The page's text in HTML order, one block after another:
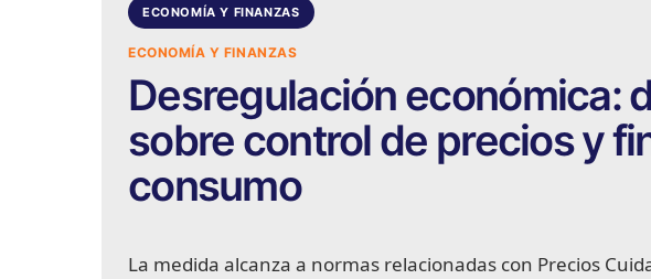
ECONOMÍA Y FINANZAS
ECONOMÍA Y FINANZAS
Desregulación económica:
sobre control de precios y
consumo
La medida alcanza a normas relacionadas con Precios